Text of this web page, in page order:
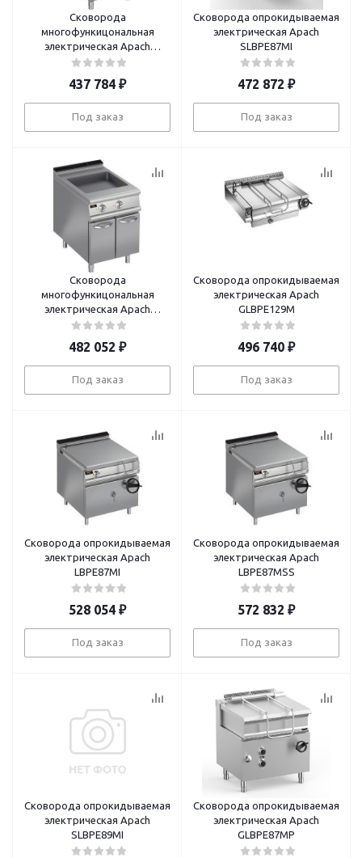
Сковорода
многофункицональная
электрическая Apach
LMBE69CS
437 784 ₽
Под заказ
Сковорода опрокидываемая
электрическая Apach
SLBPE87MI
472 872 ₽
Под заказ
Сковорода
многофункицональная
электрическая Apach
SLMBE69CS
482 052 ₽
Под заказ
Сковорода опрокидываемая
электрическая Apach
GLBPE129M
496 740 ₽
Под заказ
Сковорода опрокидываемая
электрическая Apach
LBPE87MI
528 054 ₽
Под заказ
Сковорода опрокидываемая
электрическая Apach
LBPE87MSS
572 832 ₽
Под заказ
Сковорода опрокидываемая
электрическая Apach
SLBPE89MI
Сковорода опрокидываемая
электрическая Apach
GLBPE87MP